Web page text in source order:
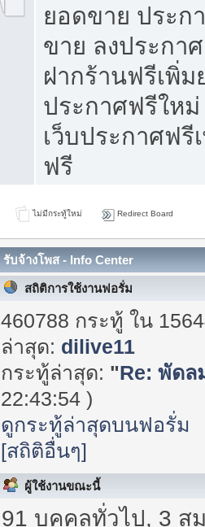
ยอดขาย ประก
ขาย ลงประกา
ฝากร้านฟรีเพิ่ม
ประกาศฟรีให
เว็บประกาศฟรี
ฟรี
ไม่มีกระทู้ใหม่ Redirect Board
รับจ้างโพส - Info Center
สถิติการใช้งานฟอรั่ม
460788 กระทู้ ใน
ล่าสุด: dilive11
กระทู้ล่าสุด: "Re: พัดล
22:43:54 )
ดูกระทู้ล่าสุดบนฟอรั่ม
[สถิติอื่นๆ]
ผู้ใช้งานขณะนี้
91 บุคคลทั่วไป, 3 ส